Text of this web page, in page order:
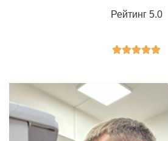
Рейтинг 5.0